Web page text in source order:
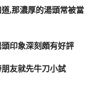
,那濃厚的湯頭常被當
印象深刻頗有好評
友就先牛刀小試